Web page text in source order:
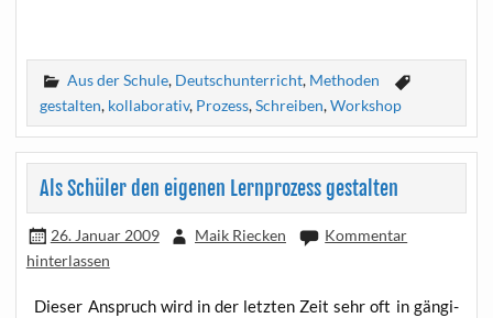
Aus der Schule, Deutschunterricht, Methoden
gestalten, kollaborativ, Prozess,Schreiben,Workshop
Als Schüler den eigenen Lernprozess gestalten
26. Januar 2009 Maik Riecken
Kommentar
hinterlassen
Die­ser Anspruch wird in der letz­ten Zeit sehr oft in gän­gi­